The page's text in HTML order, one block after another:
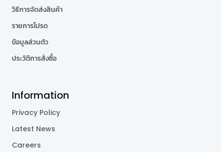
วิธีการจัดส่งสินค้า
รายการโปรด
ข้อมูลส่วนตัว
ประวัติการสั่งซื้อ
Information
Privacy Policy
Latest News
Careers